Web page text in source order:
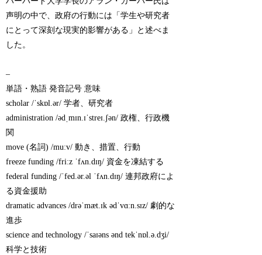
声明の中で、政府の行動には「学生や研究者
にとって深刻な現実的影響がある」と述べま
した。
–
単語・熟語 発音記号 意味
scholar /ˈskɒl.ər/ 学者、研究者
administration /ədˌmɪn.ɪˈstreɪ.ʃən/ 政権、行政機
関
move (名詞) /muːv/ 動き、措置、行動
freeze funding /friːz ˈfʌn.dɪŋ/ 資金を凍結する
federal funding /ˈfed.ər.əl ˈfʌn.dɪŋ/ 連邦政府によ
る資金援助
dramatic advances /drəˈmæt.ɪk ədˈvɑːn.sɪz/ 劇的な
進歩
science and technology /ˈsaɪəns ənd tekˈnɒl.ə.dʒi/
科学と技術